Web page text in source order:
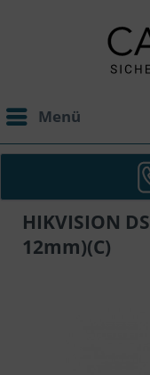
Menü
HIKVISION
12mm)(C)